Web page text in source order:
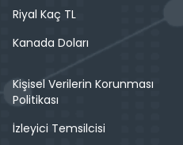
Riyal Kaç TL
Kanada Doları
Kişisel Verilerin Korunması
Politikası
İzleyici Temsilcisi